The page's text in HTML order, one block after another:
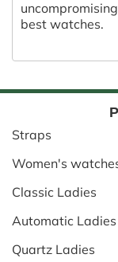
best watches.
Straps
Women's
Classic Ladies
Automatic Ladies
Quartz Ladies